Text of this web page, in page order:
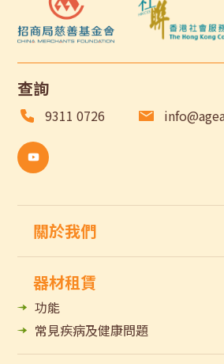
查詢
9311 0726
關於我們
器材租賃
功能
常見疾病及健康問題